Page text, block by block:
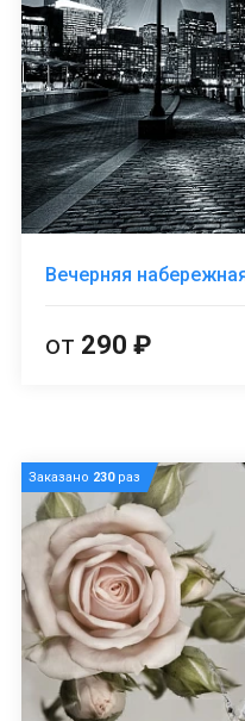
Вечерняя
от 290 ₽
Заказано 230раз